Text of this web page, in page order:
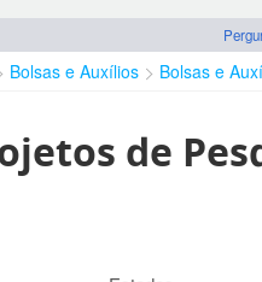
Bolsas e Auxílios Bolsas e
de